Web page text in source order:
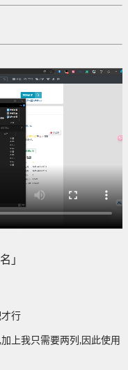
」
行
上我只需要两列,因此使用